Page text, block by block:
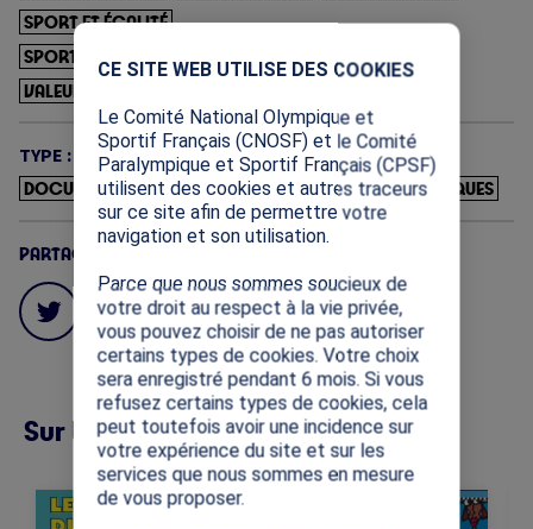
SPORT ET ÉGALITÉ
SPORTS OLYMPIQUES ET PARALYMPIQUES
VALEURS OLYMPIQUES ET PARALYMPIQUES
TYPE :
DOCUMENTS D'INFORMATION ACTIVITÉS PÉDAGOGIQUES
PARTAGES
Sur la même thématique (12)
Image
Cette ressource vise à
Cette ressource
CE SITE WEB UTILISE DES COOKIES
Le Comité National Olympique et
Sportif Français (CNOSF) et le Comité
Paralympique et Sportif Français (CPSF)
utilisent des cookies et autres traceurs
sur ce site afin de permettre votre
navigation et son utilisation.
Parce que nous sommes soucieux de
votre droit au respect à la vie privée,
vous pouvez choisir de ne pas autoriser
certains types de cookies. Votre choix
sera enregistré pendant 6 mois. Si vous
refusez certains types de cookies, cela
peut toutefois avoir une incidence sur
votre expérience du site et sur les
services que nous sommes en mesure
de vous proposer.